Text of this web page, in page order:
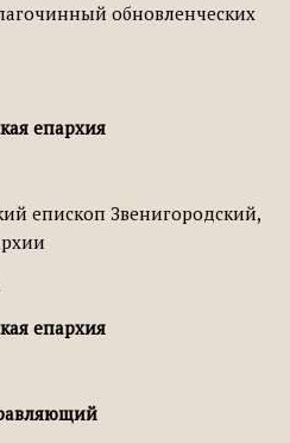
обновленческих
епархия
епископ Звенигородский,
епархия